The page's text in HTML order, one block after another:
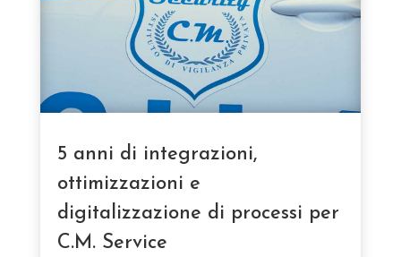
5 anni di integrazioni,
ottimizzazioni e
digitalizzazione di processi per
C.M. Service